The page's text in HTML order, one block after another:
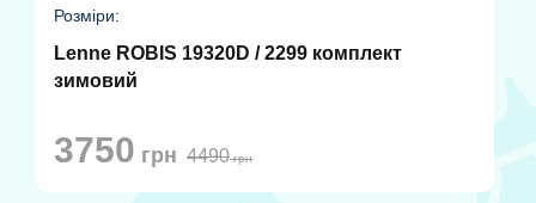
Розміри:
Lenne ROBIS 19320D / 2299 комплект
зимовий
3750 грн 4490грн